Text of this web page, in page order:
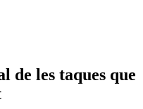
de les taques que